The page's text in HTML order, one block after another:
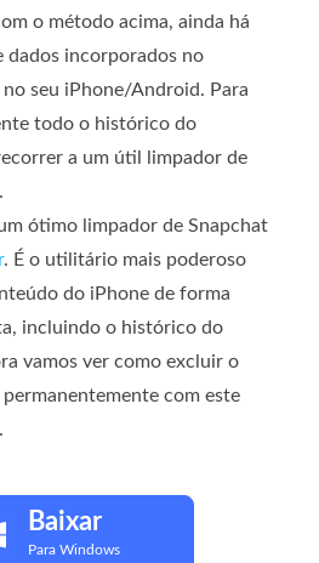
o método acima, ainda há
dados incorporados no
seu iPhone/Android. Para
todo o histórico do
a um útil limpador de
ótimo limpador de Snapchat
. É o utilitário mais poderoso
do iPhone de forma
incluindo o histórico do
vamos ver como excluir o
com este
Baixar
Para Windows